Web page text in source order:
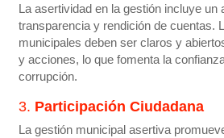
La asertividad en la gestión incluye un
transparencia y rendición de cuentas.
municipales deben ser claros y
y acciones, lo que fomenta la
corrupción.
3. Participación Ciudadana
La gestión municipal asertiva